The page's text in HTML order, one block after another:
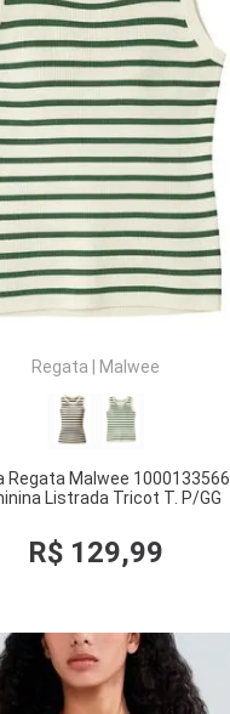
Regata Malwee
Regata Malwee 1000133566
Listrada Tricot T. P/GG
R$ 129,99
COMPRAR